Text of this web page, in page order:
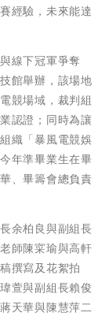
經驗，未來能達
線下冠軍爭奪
館舉辦，該場地
競場域，裁判組
認證；同時為讓
織「暴風電競娛
年準畢業生在畢
、畢籌會總負責
余柏良與副組長
師陳寀瑜與高軒
撰寫及花絮拍
萱與副組長賴俊
天華與陳慧萍二